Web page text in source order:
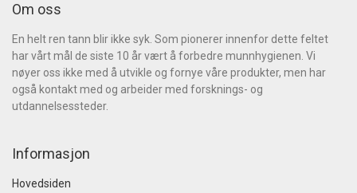
Om oss
En helt ren tann blir ikke syk. Som pionerer innenfor dette feltet
har vårt mål de siste 10 år vært å forbedre munnhygienen. Vi
nøyer oss ikke med å utvikle og fornye våre produkter, men har
også kontakt med og arbeider med forsknings- og
utdannelsessteder.
Informasjon
Hovedsiden